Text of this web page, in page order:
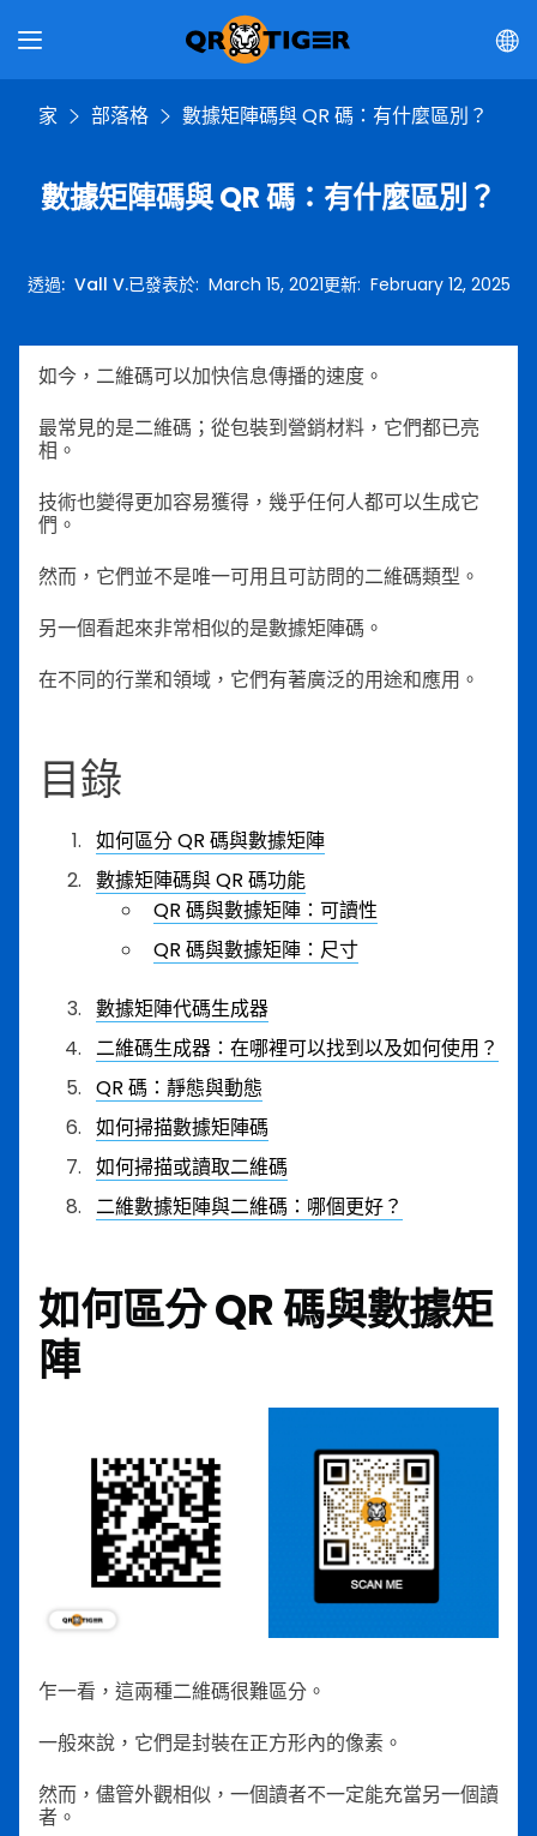
家 部落格 數據矩陣碼與 QR 碼：有什麼區別？
數據矩陣碼與 QR 碼：有什麼區別？
透過: Vall V.已發表於: March 15, 2021更新: February 12, 2025
如今，二維碼可以加快信息傳播的速度。
最常見的是二維碼；從包裝到營銷材料，它們都已亮
相。
技術也變得更加容易獲得，幾乎任何人都可以生成它
們。
然而，它們並不是唯一可用且可訪問的二維碼類型。
另一個看起來非常相似的是數據矩陣碼。
在不同的行業和領域，它們有著廣泛的用途和應用。
目錄
如何區分 QR 碼與數據矩陣
數據矩陣碼與 QR 碼功能
QR 碼與數據矩陣：可讀性
QR 碼與數據矩陣：尺寸
數據矩陣代碼生成器
二維碼生成器：在哪裡可以找到以及如何使用？
QR 碼：靜態與動態
如何掃描數據矩陣碼
如何掃描或讀取二維碼
二維數據矩陣與二維碼：哪個更好？
如何區分 QR 碼與數據矩
陣
乍一看，這兩種二維碼很難區分。
一般來說，它們是封裝在正方形內的像素。
然而，儘管外觀相似，一個讀者不一定能充當另一個讀
者。